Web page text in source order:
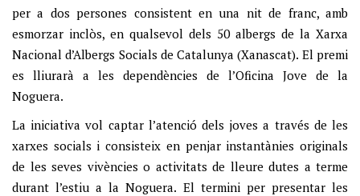
per a dos persones consistent en una nit de franc, amb
esmorzar inclòs, en qualsevol dels 50 albergs de la Xarxa
Nacional d’Albergs Socials de Catalunya (Xanascat). El premi
es lliurarà a les dependències de l’Oficina Jove de la
Noguera.
La iniciativa vol captar l’atenció dels joves a través de les
xarxes socials i consisteix en penjar instantànies originals
de les seves vivències o activitats de lleure dutes a terme
durant l’estiu a la Noguera. El termini per presentar les